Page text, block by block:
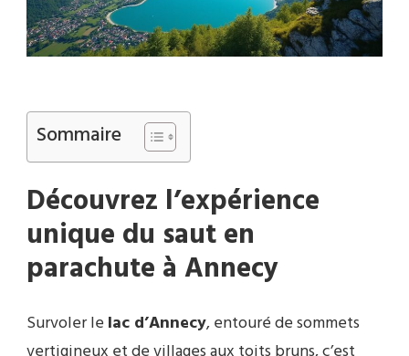
Sommaire
Découvrez l’expérience
unique du saut en
parachute à Annecy
Survoler le lac d’Annecy, entouré de sommets